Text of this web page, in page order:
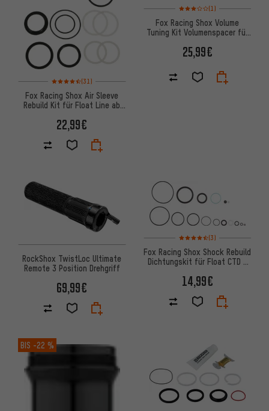
Bewertungen: 4,5 von 5 basierend auf 31 Bewertungen
(31)
Fox Racing Shox Air Sleeve
Rebuild Kit für Float Line ab
22,99€
Bewertungen: 3 von 5
(1)
Fox Racing Shox Volume
Tuning Kit Volumenspacer für
25,99€
RockShox TwistLoc Ultimate
Remote 3 Position Drehgriff
69,99€
Bewertungen: 4,5 von 5
(3)
Fox Racing Shox Shock Rebuild
Dichtungskit für Float CTD /
14,99€
BIS -22 %